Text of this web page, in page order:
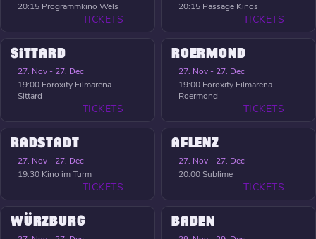
20:15 Programmkino Wels
TICKETS
20:15 Passage Kinos
TICKETS
SITTARD
27. Nov - 27. Dec
19:00 Foroxity Filmarena
Sittard
TICKETS
ROERMOND
27. Nov - 27. Dec
19:00 Foroxity Filmarena
Roermond
TICKETS
RADSTADT
27. Nov - 27. Dec
19:30 Kino im Turm
TICKETS
AFLENZ
27. Nov - 27. Dec
20:00Sublime
TICKETS
WÜRZBURG BADEN